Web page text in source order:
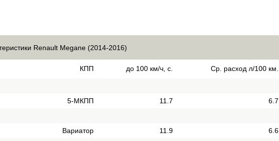
Renault Megane (2014-2016)
КПП до 100 км/ч, с. Ср. расход л/100 км.
5-МКПП 11.7
6.7
Вариатор 11.9
6.6